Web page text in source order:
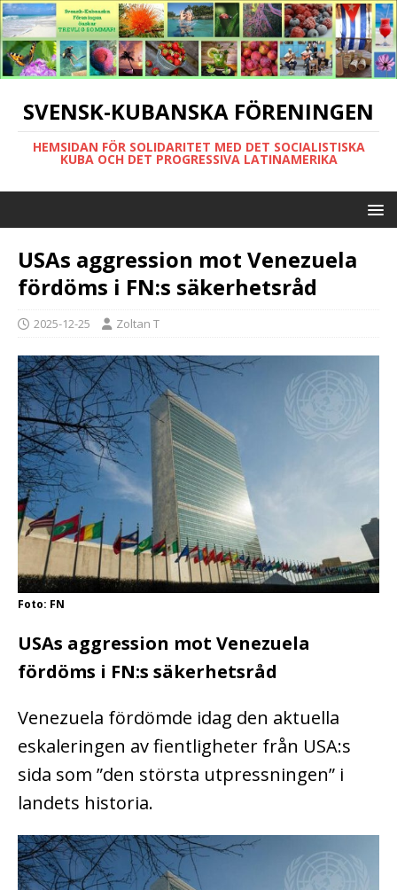
SVENSK-KUBANSKA FÖRENINGEN
HEMSIDAN FÖR SOLIDARITET MED DET SOCIALISTISKA
KUBA OCH DET PROGRESSIVA LATINAMERIKA
USAs aggression mot Venezuela
fördöms i FN:s säkerhetsråd
2025-12-25 Zoltan T
Foto: FN
USAs aggression mot Venezuela
fördöms i FN:s säkerhetsråd
Venezuela fördömde idag den aktuella
eskaleringen av fientligheter från USA:s
sida som ”den största utpressningen” i
landets historia.